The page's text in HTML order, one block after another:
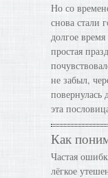
Но со
снова стали
долгое время
простая
не забыл,
эта
Как
Частая
лёгкое